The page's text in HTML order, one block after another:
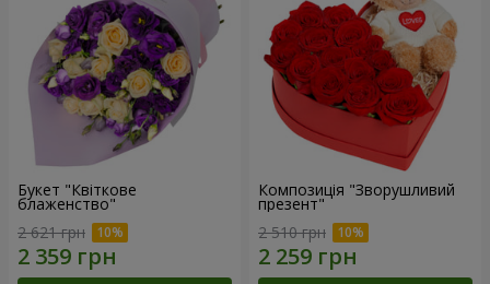
Букет "Квіткове
блаженство"
2 621 грн
Композиція "Зворушливий
презент"
2 510 грн